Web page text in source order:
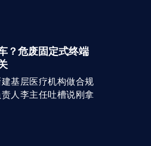
？危废固定式终端
基层医疗机构做合规
人李主任吐槽说刚拿